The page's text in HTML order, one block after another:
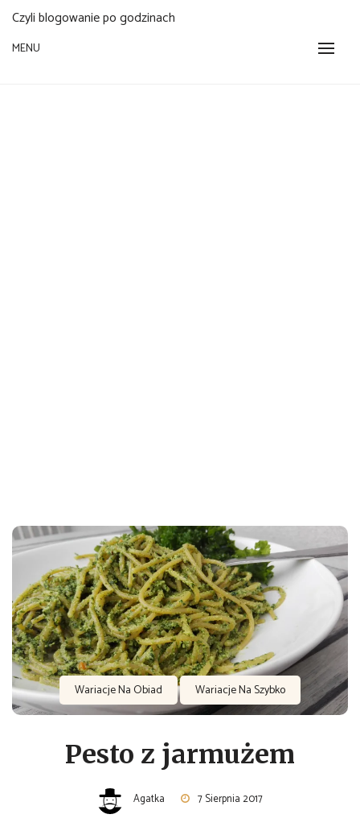
Czyli blogowanie po godzinach
MENU
Wariacje Na Obiad Wariacje Na Szybko
Pesto z jarmużem
Agatka 7 Sierpnia 2017